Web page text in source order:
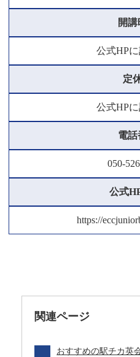
開講
公式HP
定
公式HP
電話
050-
公式
https://
関連ページ
おすすめの駅チカ英